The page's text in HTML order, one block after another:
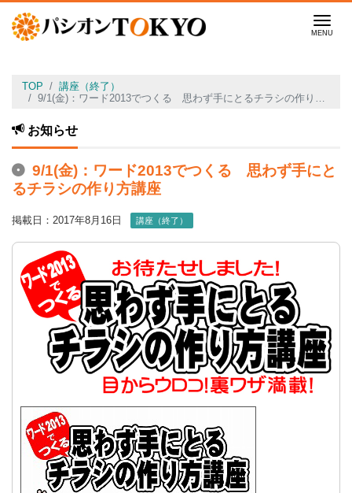
TOP
講座（終了）
9/1(金)：ワード2013でつくる 思わず手にとるチラシの作り方講座
お知らせ
9/1(金)：ワード2013でつくる 思わず手にと
るチラシの作り方講座
掲載日：2017年8月16日 講座（終了）